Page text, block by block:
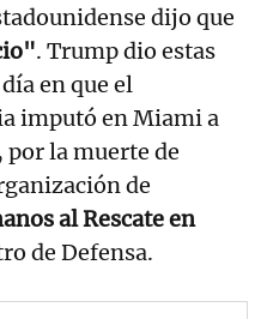
dijo que
. Trump dio estas
en que el
imputó en Miami a
, por la muerte de
de
al Rescate en
de Defensa.